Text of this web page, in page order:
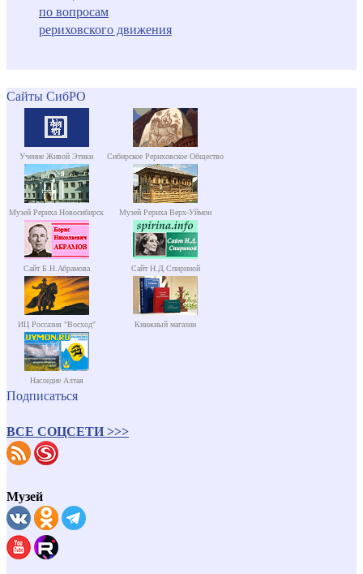
по вопросам
рериховского движения
Сайты СибРО
Учение Живой Этики Сибирское Рериховское Общество
Музей Рериха Новосибирск Музей Рериха Верх-Уймон
Сайт Б.Н.Абрамова Сайт Н.Д.Спириной
ИЦ Россазия "Восход" Книжный магазин
Наследие Алтая
Подписаться
ВСЕ СОЦСЕТИ >>>
Музей